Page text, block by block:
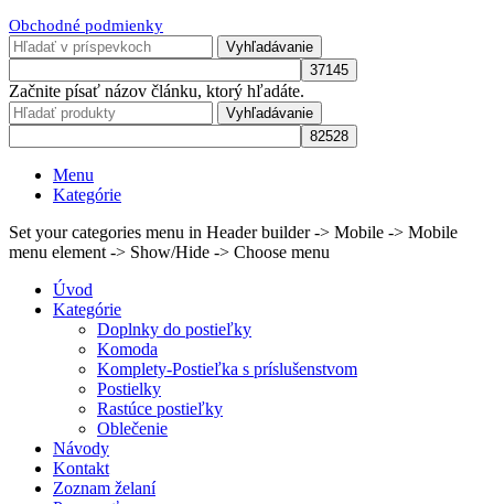
Obchodné podmienky
Vyhľadávanie
Začnite písať názov článku, ktorý hľadáte.
Vyhľadávanie
Menu
Kategórie
Set your categories menu in Header builder -> Mobile -> Mobile
menu element -> Show/Hide -> Choose menu
Úvod
Kategórie
Doplnky do postieľky
Komoda
Komplety-Postieľka s príslušenstvom
Postielky
Rastúce postieľky
Oblečenie
Návody
Kontakt
Zoznam želaní